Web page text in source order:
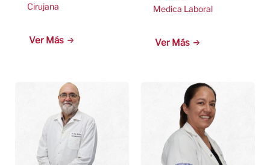
Cirujana
Ver Más
Medica Laboral
Ver Más